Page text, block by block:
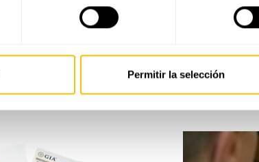
Permitir la selección
Últimas joyas vistas